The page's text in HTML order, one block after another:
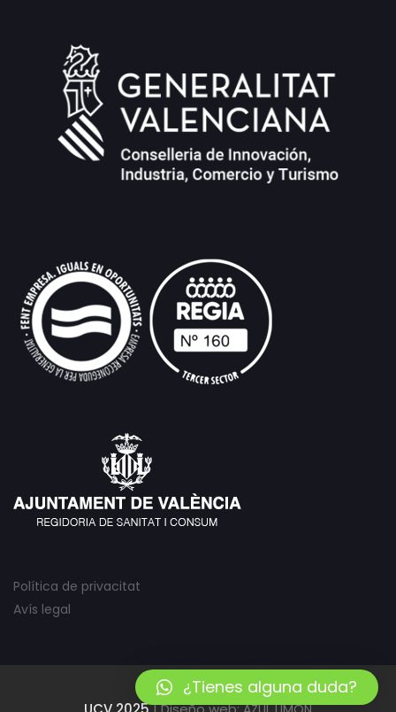
Política de privacitat
Avís legal
¿Tienes alguna duda?